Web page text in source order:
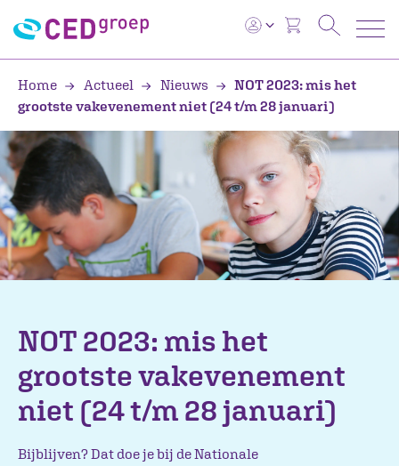
Home Actueel Nieuws
NOT 2023: mis het
grootste vakevenement niet (24 t/m 28 januari)
NOT 2023: mis het
grootste vakevenement
niet (24 t/m 28 januari)
Bijblijven? Dat doe je bij de Nationale